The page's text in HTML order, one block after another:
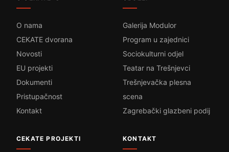
O nama
CEKATE dvorana
Novosti
EU projekti
Dokumenti
Pristupačnost
Kontakt
Galerija Modulor
Program u zajednici
Sociokulturni odjel
Teatar na Trešnjevci
Trešnjevačka plesna
scena
Zagrebački glazbeni podij
CEKATE PROJEKTI KONTAKT